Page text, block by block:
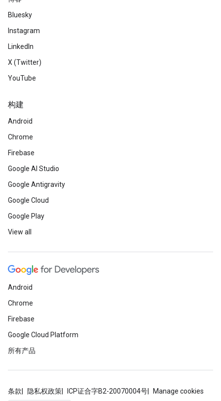
Bluesky
Instagram
LinkedIn
X (Twitter)
YouTube
构建
Android
Chrome
Firebase
Google AI Studio
Google Antigravity
Google Cloud
Google Play
View all
Android
Chrome
Firebase
Google Cloud Platform
所有产品
条款 隐私权政策 ICP证合字B2-20070004号 Manage cookies